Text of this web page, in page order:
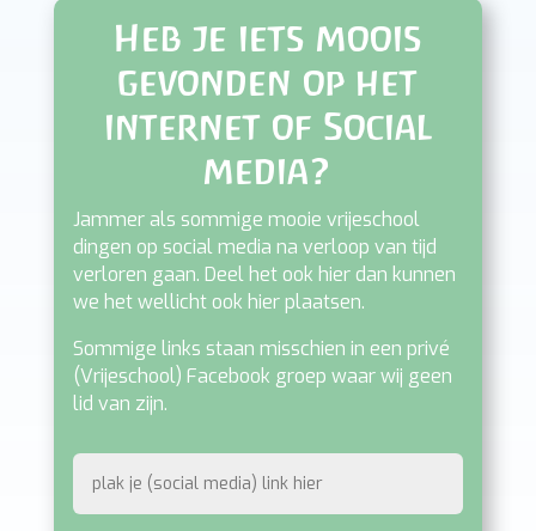
Heb je iets moois
gevonden op het
internet of Social
media?
Jammer als sommige mooie vrijeschool
dingen op social media na verloop van tijd
verloren gaan. Deel het ook hier dan kunnen
we het wellicht ook hier plaatsen.
Sommige links staan misschien in een privé
(Vrijeschool) Facebook groep waar wij geen
lid van zijn.